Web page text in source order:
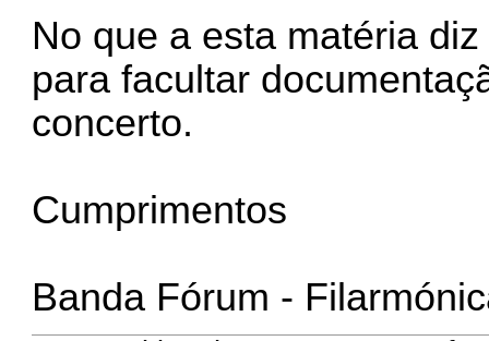
No que a esta matéria
para facultar
concerto.
Cumprimentos
Banda Fórum -